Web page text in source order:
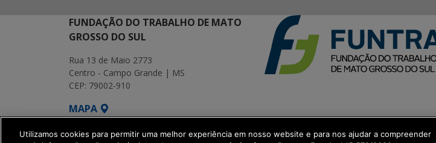
FUNDAÇÃO DO TRABALHO DE MATO
GROSSO DO SUL
Rua 13 de Maio 2773
Centro - Campo Grande | MS
CEP: 79002-910
MAPA
SETDIG | Secretaria-Executiva de Transformação Digital
Utilizamos cookies para permitir uma melhor experiência em nosso website e para nos ajudar a compreender